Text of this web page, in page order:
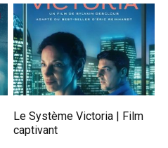
Le Système Victoria | Film
captivant